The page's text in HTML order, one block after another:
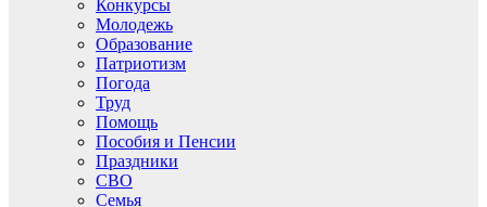
Конкурсы
Молодежь
Образование
Патриотизм
Погода
Труд
Помощь
Пособия и Пенсии
Праздники
СВО
Семья